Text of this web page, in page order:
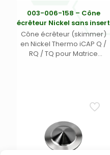
003-006-158 – Cône
écrêteur Nickel sans insert
Cône écrêteur (skimmer)
en Nickel Thermo iCAP Q /
RQ / TQ pour Matrice